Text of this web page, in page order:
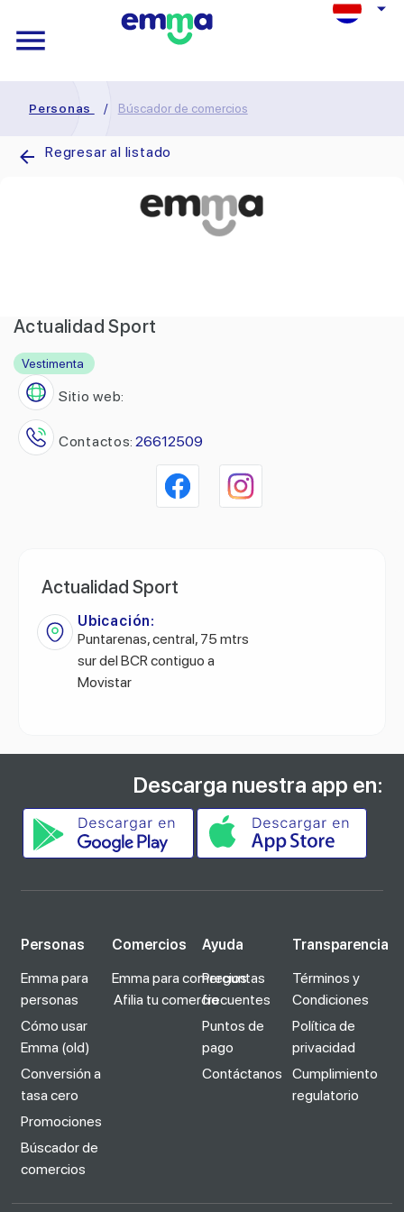
Personas / Búscador de comercios
Regresar al listado
Actualidad Sport
Vestimenta
Sitio web:
Contactos: 26612509
Actualidad Sport
Ubicación:
Puntarenas, central, 75 mtrs
sur del BCR contiguo a
Movistar
Descarga nuestra app en:
Personas
Emma para
personas
Cómo usar
Emma (old)
Conversión a
tasa cero
Promociones
Búscador de
comercios
Comercios
Emma para comercios
Afilia tu comercio
Ayuda
Preguntas
frecuentes
Puntos de
pago
Contáctanos
Transparencia
Términos y
Condiciones
Política de
privacidad
Cumplimiento
regulatorio